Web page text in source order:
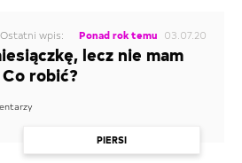
Ostatni wpis: Ponad rok temu 03.07.20
lecz nie mam
robić?
PIERSI